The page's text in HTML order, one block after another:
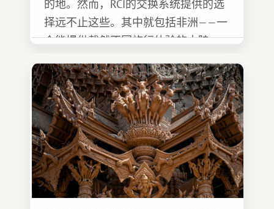
的地。然而，RCI的交换系统提供的选
择远不止这些。其中就包括非洲——一
个能提供截然不同旅行体验的大陆。